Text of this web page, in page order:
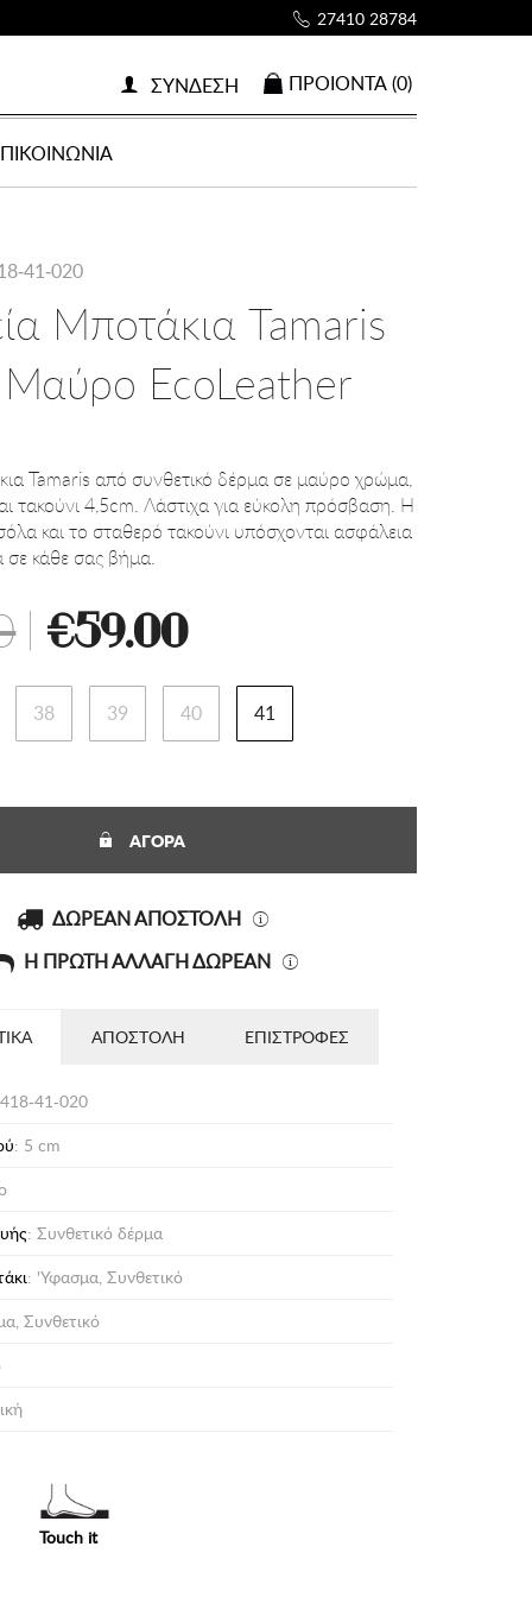
27410 28784
ΠΡΟΙOΝΤΑ (0)
ΣΥΝΔΕΣΗ
41-020
Mποτάκια Tamaris
EcoLeather
Tamaris από συνθετικό δέρμα σε μαύρο χρώμα,
τακούνι 4,5cm. Λάστιχα για εύκολη πρόσβαση. Η
και το σταθερό τακούνι υπόσχονται ασφάλεια
σε κάθε σας βήμα.
€59.00
38 39 40 41
ΑΓΟΡΑ
ΔΩΡΕΑΝ ΑΠΟΣΤΟΛΗ
Η ΠΡΩΤΗ ΑΛΛΑΓΗ ΔΩΡΕΑΝ
ΑΠΟΣΤΟΛΗ ΕΠΙΣΤΡΟΦΕΣ
41-020
: 5 cm
: Συνθετικό δέρμα
: 'Υφασμα, Συνθετικό
Συνθετικό
Touch it